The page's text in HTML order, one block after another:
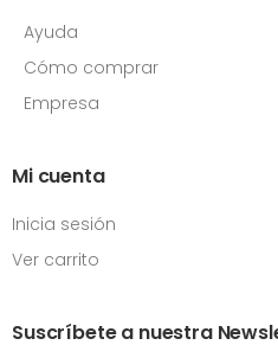
Ayuda
Cómo comprar
Empresa
Mi cuenta
Inicia sesión
Ver carrito
Suscríbete a nuestra